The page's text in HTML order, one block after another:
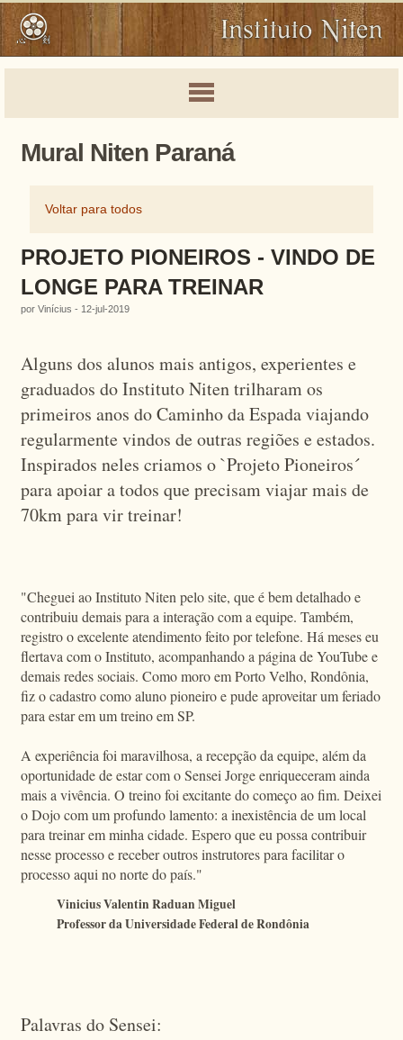
Mural Niten Paraná
Voltar para todos
PROJETO PIONEIROS - VINDO DE
LONGE PARA TREINAR
por Vinícius - 12-jul-2019
Alguns dos alunos mais antigos, experientes e
graduados do Instituto Niten trilharam os
primeiros anos do Caminho da Espada viajando
regularmente vindos de outras regiões e estados.
Inspirados neles criamos o `Projeto Pioneiros´
para apoiar a todos que precisam viajar mais de
70km para vir treinar!
"Cheguei ao Instituto Niten pelo site, que é bem detalhado e
contribuiu demais para a interação com a equipe. Também,
registro o excelente atendimento feito por telefone. Há meses eu
flertava com o Instituto, acompanhando a página de YouTube e
demais redes sociais. Como moro em Porto Velho, Rondônia,
fiz o cadastro como aluno pioneiro e pude aproveitar um feriado
para estar em um treino em SP.
A experiência foi maravilhosa, a recepção da equipe, além da
oportunidade de estar com o Sensei Jorge enriqueceram ainda
mais a vivência. O treino foi excitante do começo ao fim. Deixei
o Dojo com um profundo lamento: a inexistência de um local
para treinar em minha cidade. Espero que eu possa contribuir
nesse processo e receber outros instrutores para facilitar o
processo aqui no norte do país."
Vinicius Valentin Raduan Miguel
Professor da Universidade Federal de Rondônia
Palavras do Sensei: